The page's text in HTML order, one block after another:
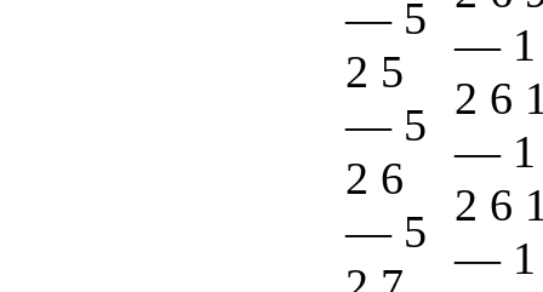
— 5
2 5
— 5
2 6
— 5
— 1
2 6
— 1
2 6
— 1